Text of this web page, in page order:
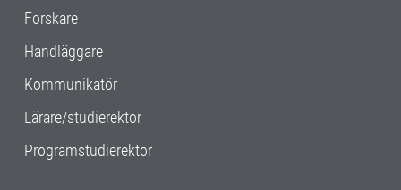
Forskare
Handläggare
Kommunikatör
Lärare/studierektor
Programstudierektor